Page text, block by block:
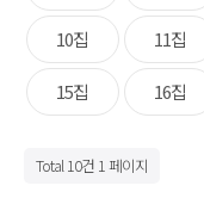
10집 11집
15집 16집
Total 10건 1 페이지